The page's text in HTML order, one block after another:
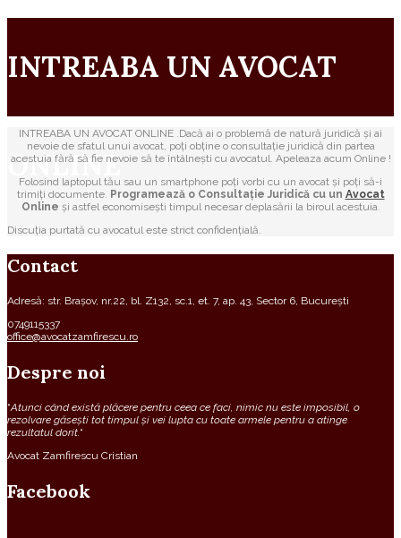
INTREABA UN AVOCAT
ONLINE
INTREABA UN AVOCAT ONLINE .Dacă ai o problemă de natură juridică și ai
nevoie de sfatul unui avocat, poți obține o consultație juridică din partea
acestuia fără să fie nevoie să te întâlnești cu avocatul. Apeleaza acum Online !
Folosind laptopul tău sau un smartphone poți vorbi cu un avocat și poți să-i
trimiți documente. Programează o Consultație Juridică cu un Avocat
Online și astfel economisești timpul necesar deplasării la biroul acestuia.
Discuția purtată cu avocatul este strict confidențială.
Contact
Adresă: str. Brașov, nr.22, bl. Z132, sc.1, et. 7, ap. 43, Sector 6, București
0749115337
office@avocatzamfirescu.ro
Despre noi
“Atunci când există plăcere pentru ceea ce faci, nimic nu este imposibil, o
rezolvare găsești tot timpul și vei lupta cu toate armele pentru a atinge
rezultatul dorit.“
Avocat Zamfirescu Cristian
Facebook